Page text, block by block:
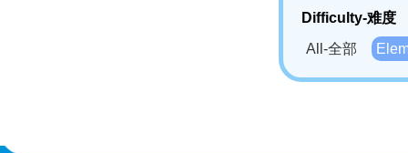
Difficulty-难度
All-全部